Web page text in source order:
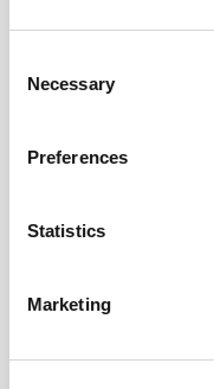
Selection
Necessary
Preferences
Statistics
Marketing